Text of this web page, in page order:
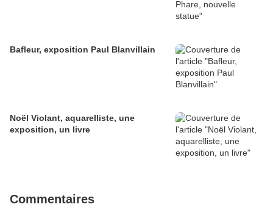
Bafleur, exposition Paul Blanvillain
Noël Violant, aquarelliste, une
exposition, un livre
Commentaires